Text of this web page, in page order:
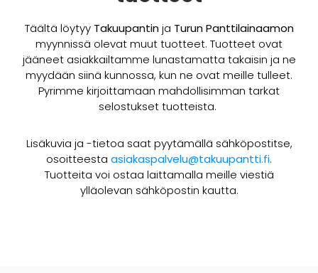
Täältä löytyy Takuupantinja Turun Panttilainaamon
myynnissä olevat muut tuotteet. Tuotteet ovat
jääneet asiakkailtamme lunastamatta takaisin ja ne
myydään siinä kunnossa, kun ne ovat meille tulleet.
Pyrimme kirjoittamaan mahdollisimman tarkat
selostukset tuotteista.
Lisäkuvia ja -tietoa saat pyytämällä sähköpostitse,
osoitteesta asiakaspalvelu@takuupantti.fi.
Tuotteita voi ostaa laittamalla meille viestiä
ylläolevan sähköpostin kautta.